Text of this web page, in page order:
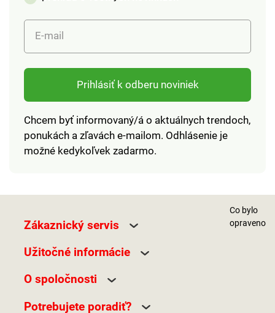
E-mail
Prihlásiť k odberu noviniek
Chcem byť informovaný/á o aktuálnych trendoch,
ponukách a zľavách e-mailom. Odhlásenie je
možné kedykoľvek zadarmo.
Zákaznický servis
Užitočné informácie
O spoločnosti
Potrebujete poradiť?
Co bylo
opraveno